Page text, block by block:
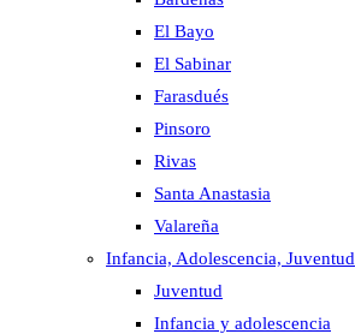
El Bayo
El Sabinar
Farasdués
Pinsoro
Rivas
Santa Anastasia
Valareña
Infancia, Adolescencia, Juventud
Juventud
Infancia y adolescencia